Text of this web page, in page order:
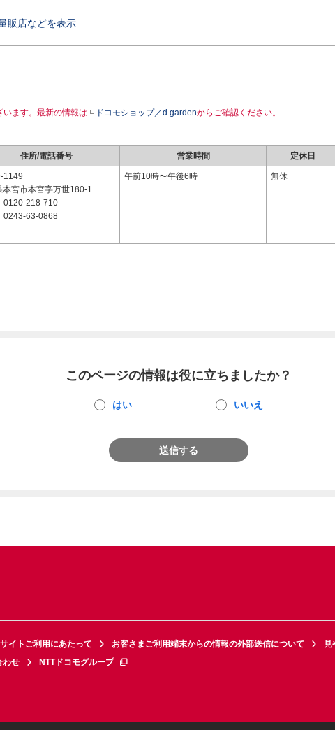
販店などを表示
ます。最新の情報は ドコモショップ／d gardenからご確認ください。
住所/電話番号 営業時間 定休日
1149
本宮市本宮字万世180-1
0120-218-710
0243-63-0868
午前10時〜午後6時 無休
このページの情報は役に立ちましたか？
はい いいえ
送信する
サイトご利用にあたって お客さまご利用端末からの情報の外部送信について
見
わせ NTTドコモグループ